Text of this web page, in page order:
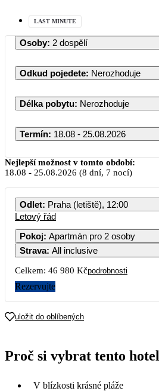
LAST MINUTE
Osoby: 2 dospělí
Odkud pojedete: Nerozhoduje
Délka pobytu: Nerozhoduje
Termín: 18.08 - 25.08.2026
Nejlepší možnost v tomto období:
18.08 - 25.08.2026 (8 dní, 7 nocí)
Odlet: Praha (letiště), 12:00
Letový řád
Pokoj: Apartmán pro 2 osoby
Strava: All inclusive
Celkem: 46 980 Kčpodrobnosti
Rezervujte
uložit do oblíbených
Proč si vybrat tento hotel
V blízkosti krásné pláže